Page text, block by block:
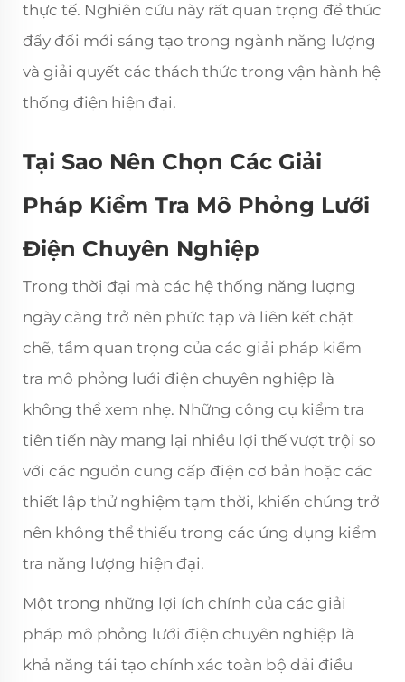
thực tế. Nghiên cứu này rất quan trọng để thúc
đẩy đổi mới sáng tạo trong ngành năng lượng
và giải quyết các thách thức trong vận hành hệ
thống điện hiện đại.
Tại Sao Nên Chọn Các Giải
Pháp Kiểm Tra Mô Phỏng Lưới
Điện Chuyên Nghiệp
Trong thời đại mà các hệ thống năng lượng
ngày càng trở nên phức tạp và liên kết chặt
chẽ, tầm quan trọng của các giải pháp kiểm
tra mô phỏng lưới điện chuyên nghiệp là
không thể xem nhẹ. Những công cụ kiểm tra
tiên tiến này mang lại nhiều lợi thế vượt trội so
với các nguồn cung cấp điện cơ bản hoặc các
thiết lập thử nghiệm tạm thời, khiến chúng trở
nên không thể thiếu trong các ứng dụng kiểm
tra năng lượng hiện đại.
Một trong những lợi ích chính của các giải
pháp mô phỏng lưới điện chuyên nghiệp là
khả năng tái tạo chính xác toàn bộ dải điều